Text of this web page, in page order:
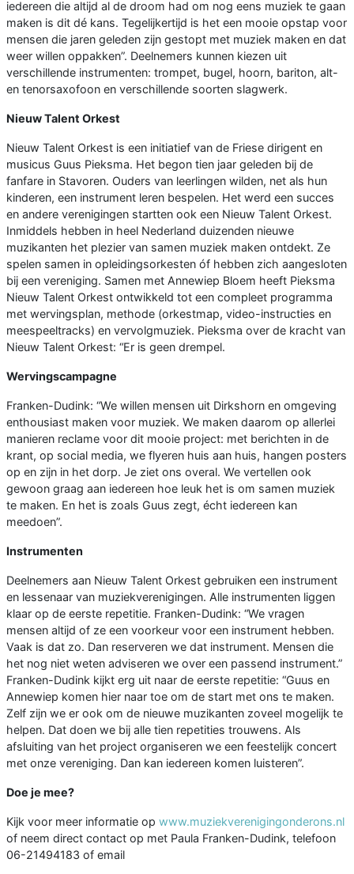
iedereen die altijd al de droom had om nog eens muziek te gaan
maken is dit dé kans. Tegelijkertijd is het een mooie opstap voor
mensen die jaren geleden zijn gestopt met muziek maken en dat
weer willen oppakken”. Deelnemers kunnen kiezen uit
verschillende instrumenten: trompet, bugel, hoorn, bariton, alt-
en tenorsaxofoon en verschillende soorten slagwerk.
Nieuw Talent Orkest
Nieuw Talent Orkest is een initiatief van de Friese dirigent en
musicus Guus Pieksma. Het begon tien jaar geleden bij de
fanfare in Stavoren. Ouders van leerlingen wilden, net als hun
kinderen, een instrument leren bespelen. Het werd een succes
en andere verenigingen startten ook een Nieuw Talent Orkest.
Inmiddels hebben in heel Nederland duizenden nieuwe
muzikanten het plezier van samen muziek maken ontdekt. Ze
spelen samen in opleidingsorkesten óf hebben zich aangesloten
bij een vereniging. Samen met Annewiep Bloem heeft Pieksma
Nieuw Talent Orkest ontwikkeld tot een compleet programma
met wervingsplan, methode (orkestmap, video-instructies en
meespeeltracks) en vervolgmuziek. Pieksma over de kracht van
Nieuw Talent Orkest: “Er is geen drempel.
Wervingscampagne
Franken-Dudink: “We willen mensen uit Dirkshorn en omgeving
enthousiast maken voor muziek. We maken daarom op allerlei
manieren reclame voor dit mooie project: met berichten in de
krant, op social media, we flyeren huis aan huis, hangen posters
op en zijn in het dorp. Je ziet ons overal. We vertellen ook
gewoon graag aan iedereen hoe leuk het is om samen muziek
te maken. En het is zoals Guus zegt, écht iedereen kan
meedoen”.
Instrumenten
Deelnemers aan Nieuw Talent Orkest gebruiken een instrument
en lessenaar van muziekverenigingen. Alle instrumenten liggen
klaar op de eerste repetitie. Franken-Dudink: “We vragen
mensen altijd of ze een voorkeur voor een instrument hebben.
Vaak is dat zo. Dan reserveren we dat instrument. Mensen die
het nog niet weten adviseren we over een passend instrument.”
Franken-Dudink kijkt erg uit naar de eerste repetitie: “Guus en
Annewiep komen hier naar toe om de start met ons te maken.
Zelf zijn we er ook om de nieuwe muzikanten zoveel mogelijk te
helpen. Dat doen we bij alle tien repetities trouwens. Als
afsluiting van het project organiseren we een feestelijk concert
met onze vereniging. Dan kan iedereen komen luisteren”.
Doe je mee?
Kijk voor meer informatie op www.muziekverenigingonderons.nl
of neem direct contact op met Paula Franken-Dudink, telefoon
06-21494183 of email